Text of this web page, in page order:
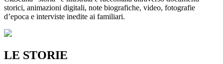
storici, animazioni digitali, note biografiche, video, fotografie
d’epoca e interviste inedite ai familiari.
LE STORIE